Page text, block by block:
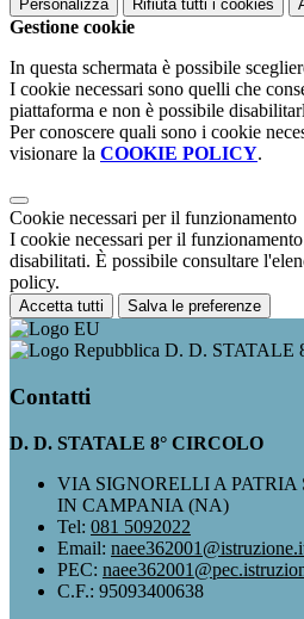
Personalizza Rifiuta tutti i cookies
Gestione cookie
In questa schermata è possibile
I cookie necessari sono quelli che
piattaforma e non è possibile
Per conoscere quali sono i cookie
visionare la COOKIE POLICY.
Cookie necessari per il funzionamento
I cookie necessari per il
disabilitati. È possibile consultare
policy.
Accetta tutti Salva le preferenze
D. D. STATALE
Contatti
D. D. STATALE 8° CIRCOLO
VIA SIGNORELLI A PATRIA
IN CAMPANIA (NA)
Tel: 081 5092022
Email:
PEC:
C.F.: 95093400638